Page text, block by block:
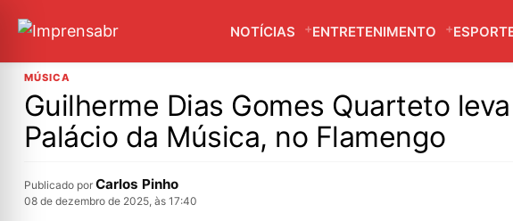
NOTÍCIAS ENTRETENIMENTO
MÚSICA
Guilherme Dias Gomes Quarteto
Palácio da Música, no Flamengo
Publicado por Carlos Pinho
08 de dezembro de 2025, às 17:40